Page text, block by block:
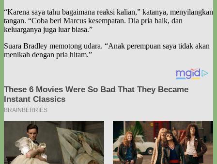
“Karena saya tahu bagaimana reaksi kalian,” katanya, menyilangkan
tangan. “Coba beri Marcus kesempatan. Dia pria baik, dan
keluarganya juga luar biasa.”
Suara Bradley memotong udara. “Anak perempuan saya tidak akan
menikah dengan pria hitam.”